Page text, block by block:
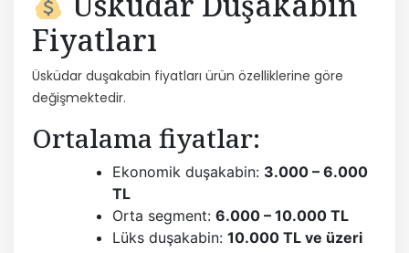
Fiyatları
Üsküdar duşakabin fiyatları ürün özelliklerine göre
değişmektedir.
Ortalama fiyatlar:
Ekonomik duşakabin: 3.000 – 6.000
TL
Orta segment: 6.000 – 10.000 TL
Lüks duşakabin: 10.000 TL ve üzeri